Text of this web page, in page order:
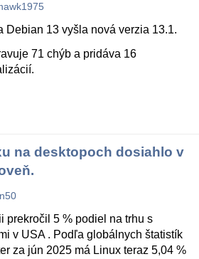
Debian 13 vyšla nová verzia 13.1.
71 chýb a pridáva 16
na desktopoch dosiahlo v
prekročil 5 % podiel na trhu s
v USA . Podľa globálnych štatistík
za jún 2025 má Linux teraz 5,04 %